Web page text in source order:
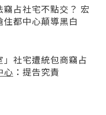
竊占社宅不點交？ 宏
住都中心顛導黑白
」社宅遭統包商竊占
心 ：提告究責